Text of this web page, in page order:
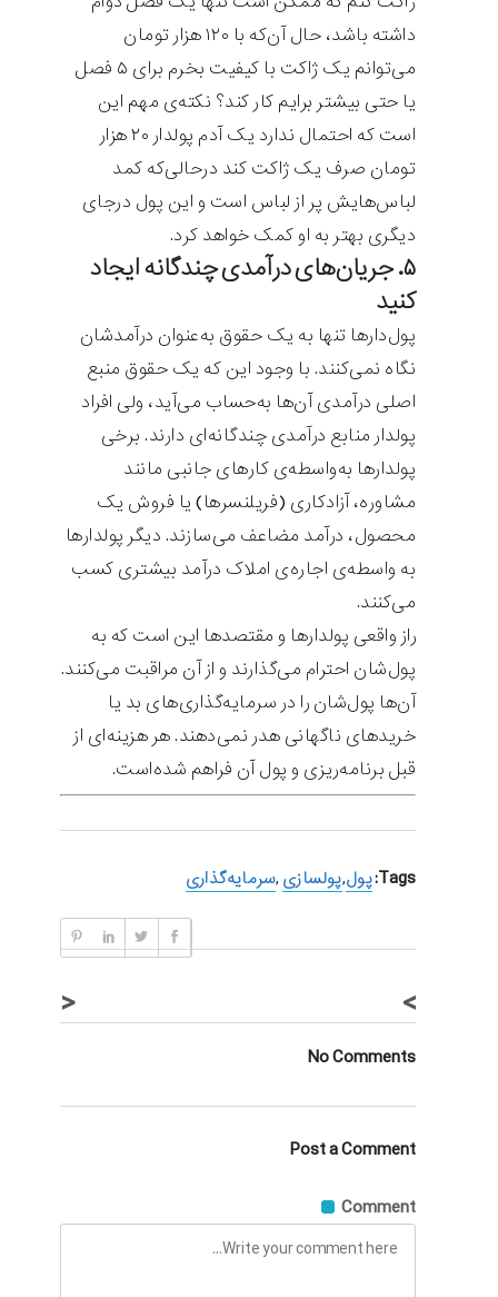
داشته باشد‌، حال آن‌که با ۱۲۰ هزار تومان
می‌توانم یک ژاکت با کیفیت بخرم برای ۵ فصل
یا حتی بیشتر برایم کار کند؟ نکته‌ی مهم این
است که احتمال ندارد یک آدم پولدار ۲۰ هزار
تومان صرف یک ژاکت کند درحالی‌که کمد
لباس‌هایش پر از لباس است و این پول درجای
دیگری بهتر به او کمک خواهد کرد.
۵. جریان‌های درآمدی چندگانه ایجاد
کنید
پول‌دارها تنها به یک حقوق به‌عنوان درآمدشان
نگاه نمی‌کنند. با وجود این که یک حقوق منبع
اصلی درآمدی آن‌ها به‌حساب می‌آید، ولی افراد
پولدار منابع درآمدی چندگانه‌ای دارند. برخی
پولدارها به‌واسطه‌ی کارهای جانبی مانند
مشاوره، آزادکاری (فریلنسرها) یا فروش یک
محصول، درآمد مضاعف می‌سازند. دیگر پولدارها
به واسطه‌ی اجاره‌ی املاک درآمد بیشتری کسب
می‌کنند.
راز واقعی پولدارها و مقتصدها این است که به
پول‌شان احترام می‌گذارند و از آن مراقبت می‌کنند.
آن‌ها پول‌شان را در سرمایه‌گذاری‌های بد یا
خریدهای ناگهانی هدر نمی‌دهند. هر هزینه‌ای از
قبل برنامه‌ریزی و پول آن فراهم شده‌است.
Tags: پول,پولسازی ,سرمایه‌گذاری
< >
No Comments
Post a Comment
Comment